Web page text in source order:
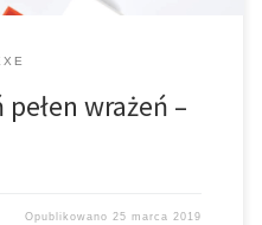
wrażeń –
Opublikowano25 marca 2019